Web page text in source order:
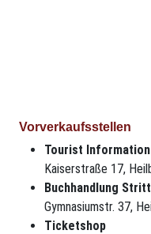
Vorverkaufsstellen
Tourist
Kaiserstraße 17,
Buchhandlung
Gymnasiumstr. 37,
Ticketshop